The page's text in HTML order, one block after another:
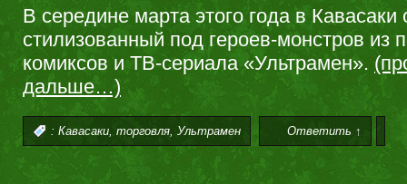
В середине марта этого года в Кавасаки
стилизованный под героев-монстров из
комиксов и ТВ-сериала «Ультрамен».
дальше…)
: Кавасаки торговля Ультрамен Ответить ↑